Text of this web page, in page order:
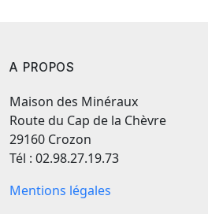
A PROPOS
Maison des Minéraux
Route du Cap de la Chèvre
29160 Crozon
Tél : 02.98.27.19.73
Mentions légales